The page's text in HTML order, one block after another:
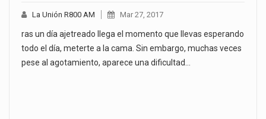
La Unión R800 AM Mar 27, 2017
ras un día ajetreado llega el momento que llevas esperando
todo el día, meterte a la cama. Sin embargo, muchas veces
pese al agotamiento, aparece una dificultad…